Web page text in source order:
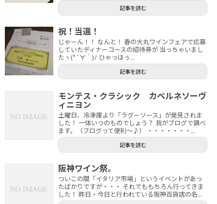
記事を読む
祝！当選！
じゃーん！！ なんと！ 春の大丸ワインフェアで応募
していたディナーコースの招待券が 当っちゃいまし
たヽ(*´∀｀)ﾉ ひゃっほぅ...
記事を読む
モンテス・クラシック カベルネソーヴ
ィニヨン
土曜日、冷凍庫より「ラグーソース」が発見されま
した！ 一体いつのものでしょう？ 我がブログで調べ
ます。（ブログって便利～♪） ・・・・・・・...
記事を読む
阪神ワイン祭。
ついこの間「イタリア市場」というイベントがあっ
たばかりですが・・・ それでももちろん行ってきま
した！ 昨日・今日と行われている阪神百貨店の名...